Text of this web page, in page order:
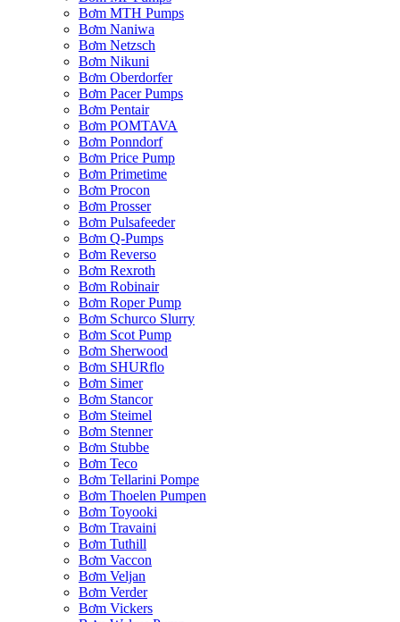
Bơm MTH Pumps
Bơm Naniwa
Bơm Netzsch
Bơm Nikuni
Bơm Oberdorfer
Bơm Pacer Pumps
Bơm Pentair
Bơm POMTAVA
Bơm Ponndorf
Bơm Price Pump
Bơm Primetime
Bơm Procon
Bơm Prosser
Bơm Pulsafeeder
Bơm Q-Pumps
Bơm Reverso
Bơm Rexroth
Bơm Robinair
Bơm Roper Pump
Bơm Schurco Slurry
Bơm Scot Pump
Bơm Sherwood
Bơm SHURflo
Bơm Simer
Bơm Stancor
Bơm Steimel
Bơm Stenner
Bơm Stubbe
Bơm Teco
Bơm Tellarini Pompe
Bơm Thoelen Pumpen
Bơm Toyooki
Bơm Travaini
Bơm Tuthill
Bơm Vaccon
Bơm Veljan
Bơm Verder
Bơm Vickers